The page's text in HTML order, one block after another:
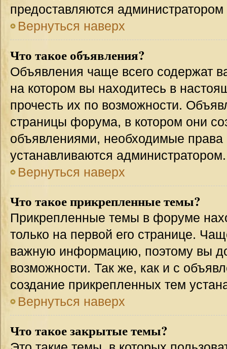
предоставляются
Вернуться наверх
Что такое объявления?
Объявления чаще всего
на котором вы находитесь в
прочесть их по возможности.
страницы форума, в котором они
объявлениями, необходимые права
устанавливаются администратором.
Вернуться наверх
Что такое прикрепленные темы?
Прикрепленные темы в форуме
только на первой его странице.
важную информацию, поэтому вы
возможности. Так же, как и с
создание прикрепленных тем
Вернуться наверх
Что такое закрытые темы?